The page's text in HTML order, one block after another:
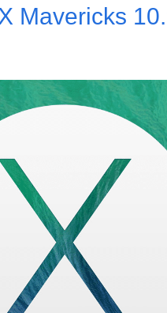
Mavericks